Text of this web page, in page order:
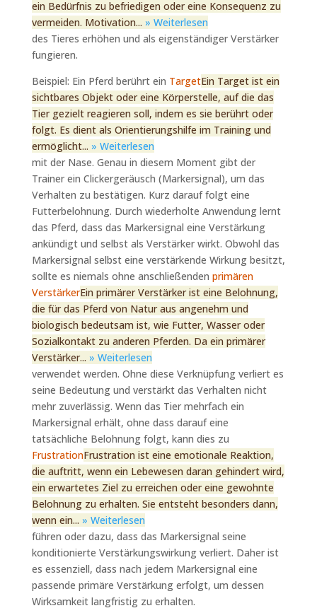
ein Bedürfnis zu befriedigen oder eine Konsequenz zu
vermeiden. Motivation... » Weiterlesen
des Tieres erhöhen und als eigenständiger Verstärker
fungieren.
Beispiel: Ein Pferd berührt ein TargetEin Target ist ein
sichtbares Objekt oder eine Körperstelle, auf die das
Tier gezielt reagieren soll, indem es sie berührt oder
folgt. Es dient als Orientierungshilfe im Training und
ermöglicht... » Weiterlesen
mit der Nase. Genau in diesem Moment gibt der
Trainer ein Clickergeräusch (Markersignal), um das
Verhalten zu bestätigen. Kurz darauf folgt eine
Futterbelohnung. Durch wiederholte Anwendung lernt
das Pferd, dass das Markersignal eine Verstärkung
ankündigt und selbst als Verstärker wirkt. Obwohl das
Markersignal selbst eine verstärkende Wirkung besitzt,
sollte es niemals ohne anschließenden primären
VerstärkerEin primärer Verstärker ist eine Belohnung,
die für das Pferd von Natur aus angenehm und
biologisch bedeutsam ist, wie Futter, Wasser oder
Sozialkontakt zu anderen Pferden. Da ein primärer
Verstärker... » Weiterlesen
verwendet werden. Ohne diese Verknüpfung verliert es
seine Bedeutung und verstärkt das Verhalten nicht
mehr zuverlässig. Wenn das Tier mehrfach ein
Markersignal erhält, ohne dass darauf eine
tatsächliche Belohnung folgt, kann dies zu
FrustrationFrustration ist eine emotionale Reaktion,
die auftritt, wenn ein Lebewesen daran gehindert wird,
ein erwartetes Ziel zu erreichen oder eine gewohnte
Belohnung zu erhalten. Sie entsteht besonders dann,
wenn ein... » Weiterlesen
führen oder dazu, dass das Markersignal seine
konditionierte Verstärkungswirkung verliert. Daher ist
es essenziell, dass nach jedem Markersignal eine
passende primäre Verstärkung erfolgt, um dessen
Wirksamkeit langfristig zu erhalten.